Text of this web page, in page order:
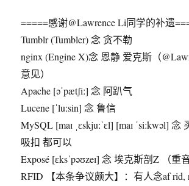
=====感谢@Lawrence Li同学的补遗
Tumblr (Tumbler) 念 贪不勒
nginx (Engine X)念 恩静 爱克斯（
意见）
Apache [əˈpætʃiː] 念 阿趴气
Lucene [ˈluːsin] 念 鲁信
MySQL [maɪ ˌɛskjuːˈɛl] [maɪ ˈsiːkwəl]
吸扣 都可以
Exposé [ɛksˈpəʊzeɪ] 念 埃克斯剖Z （重
RFID 【本条争议颇大】：有人念af rid,